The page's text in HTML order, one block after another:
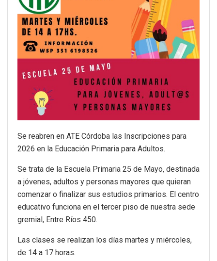
Se reabren en ATE Córdoba las Inscripciones para
2026 en la Educación Primaria para Adultos.
Se trata de la Escuela Primaria 25 de Mayo, destinada
a jóvenes, adultos y personas mayores que quieran
comenzar o finalizar sus estudios primarios. El centro
educativo funciona en el tercer piso de nuestra sede
gremial, Entre Ríos 450.
Las clases se realizan los días martes y miércoles,
de 14 a 17 horas.